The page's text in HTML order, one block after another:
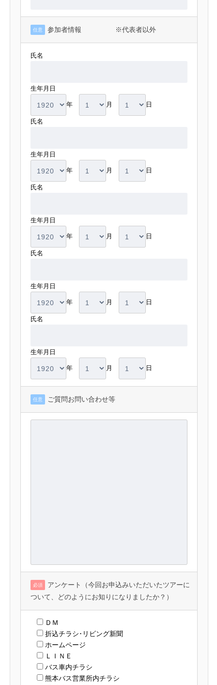
任意 参加者情報 ※代表者以外
氏名
生年月日
年 月 日
氏名
生年月日
年 月 日
氏名
生年月日
年 月 日
氏名
生年月日
年 月 日
氏名
生年月日
年 月 日
任意 ご質問お問い合わせ等
必須
アンケート（今回お申込みいただいたツアーに
ついて、どのようにお知りになりましたか？）
ＤＭ
折込チラシ･リビング新聞
ホームページ
ＬＩＮＥ
バス車内チラシ
熊本バス営業所内チラシ